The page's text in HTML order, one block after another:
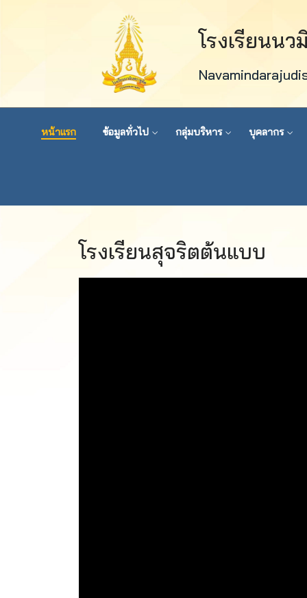
โรงเรียนน
หน้าแรก ข้อมูลทั่วไป กลุ่มบริหาร บุคลากร
โรงเรียนสุจริตต้นแบบ